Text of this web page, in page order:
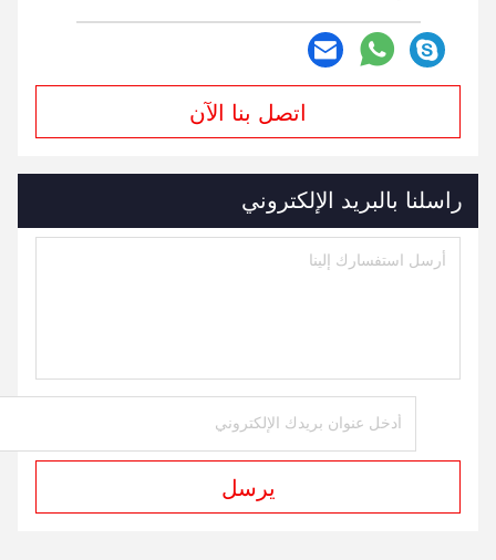
اتصل بنا الآن
راسلنا بالبريد الإلكتروني
يرسل